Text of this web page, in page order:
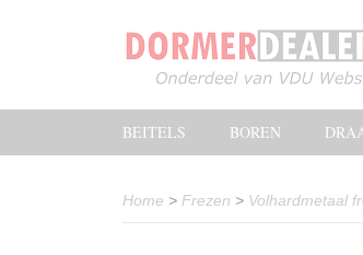
BEITELS BOREN
Home > Frezen > Volhardmetaal